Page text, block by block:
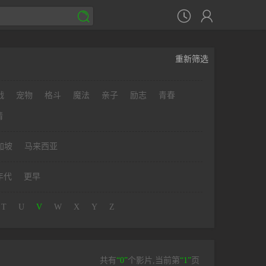
 

重新筛选
宠物 格斗 魔法 亲子 励志 青春
坡 马来西亚
代 更早
T U V W X Y Z
共有“0”个影片,当前第“1”页